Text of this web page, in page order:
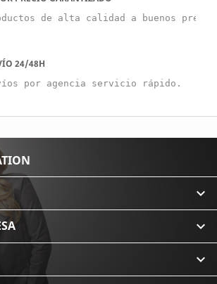
de alta calidad a buenos
24/48H
por agencia servicio rápido.


